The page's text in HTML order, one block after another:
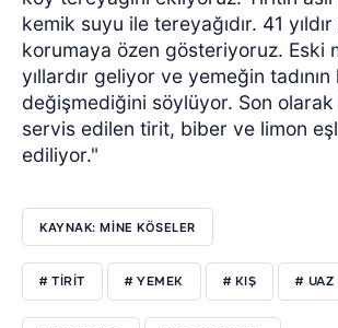
kemik suyu ile tereyağıdır. 41
korumaya özen gösteriyoruz. Eski
yıllardır geliyor ve yemeğin tadının
değişmediğini söylüyor. Son
servis edilen tirit, biber ve limon
ediliyor."
KAYNAK: MİNE KÖSELER
# TIRIT # YEMEK # KIŞ # UAZ